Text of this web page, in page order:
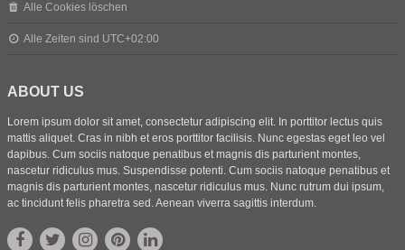
Alle Cookies löschen
Alle Zeiten sind UTC+02:00
ABOUT US
Lorem ipsum dolor sit amet, consectetur adipiscing elit. In porttitor lectus quis
mattis aliquet. Cras in nibh et eros porttitor facilisis. Nunc egestas eget leo vel
dapibus. Cum sociis natoque penatibus et magnis dis parturient montes,
nascetur ridiculus mus. Suspendisse potenti. Cum sociis natoque penatibus et
magnis dis parturient montes, nascetur ridiculus mus. Nunc rutrum dui ipsum,
ac tincidunt felis pharetra sed. Aenean viverra sagittis interdum.